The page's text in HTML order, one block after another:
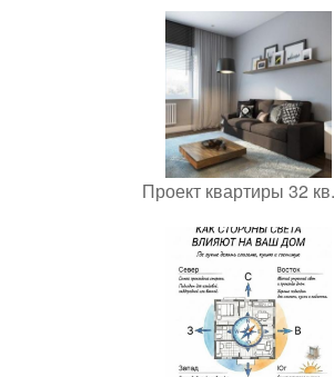
Проект квартиры 32